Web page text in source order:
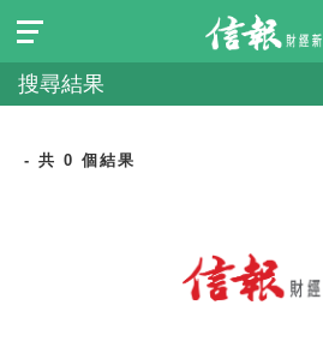
搜尋結果
- 共 0 個結果